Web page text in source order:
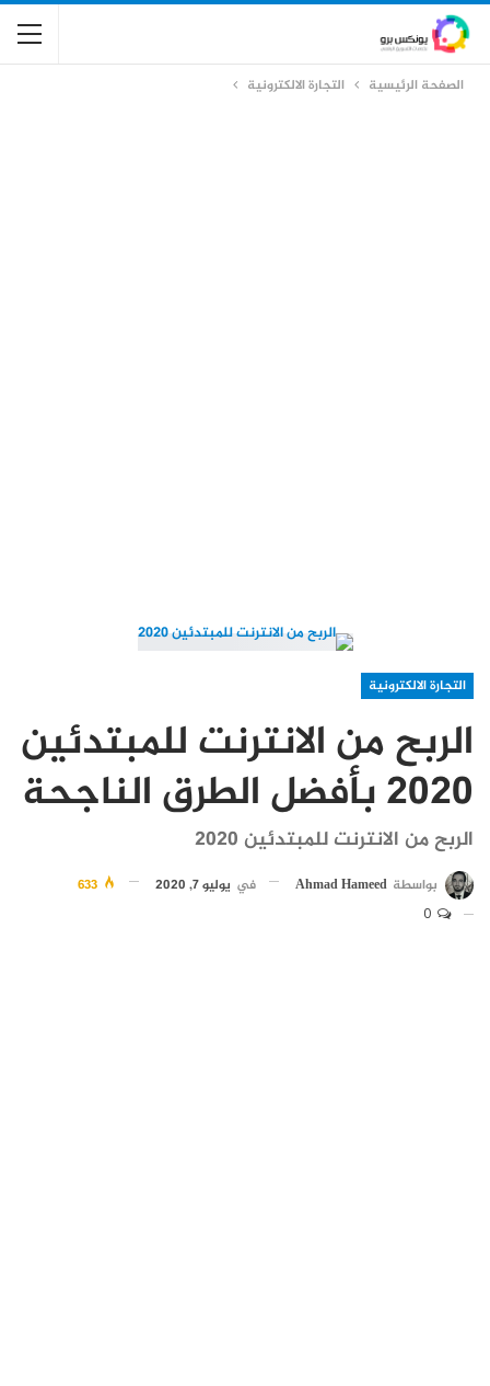
الصفحة الرئيسية التجارة الالكترونية
التجارة الالكترونية
الربح من الانترنت للمبتدئين
2020 بأفضل الطرق الناجحة
الربح من الانترنت للمبتدئين 2020
بواسطة Ahmad Hameed في يوليو 7, 2020